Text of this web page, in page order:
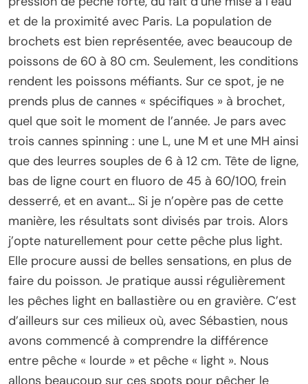
et de la proximité avec Paris. La population de
brochets est bien représentée, avec beaucoup de
poissons de 60 à 80 cm. Seulement, les conditions
rendent les poissons méfiants. Sur ce spot, je ne
prends plus de cannes « spécifiques » à brochet,
quel que soit le moment de l’année. Je pars avec
trois cannes spinning : une L, une M et une MH ainsi
que des leurres souples de 6 à 12 cm. Tête de ligne,
bas de ligne court en fluoro de 45 à 60/100, frein
desserré, et en avant… Si je n’opère pas de cette
manière, les résultats sont divisés par trois. Alors
j’opte naturellement pour cette pêche plus light.
Elle procure aussi de belles sensations, en plus de
faire du poisson. Je pratique aussi régulièrement
les pêches light en ballastière ou en gravière. C’est
d’ailleurs sur ces milieux où, avec Sébastien, nous
avons commencé à comprendre la différence
entre pêche « lourde » et pêche « light ». Nous
allons beaucoup sur ces spots pour pêcher le